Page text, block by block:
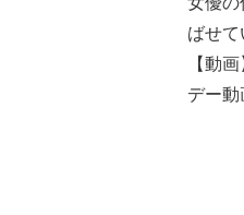
ばせて
【動
デー動
げな
ト”